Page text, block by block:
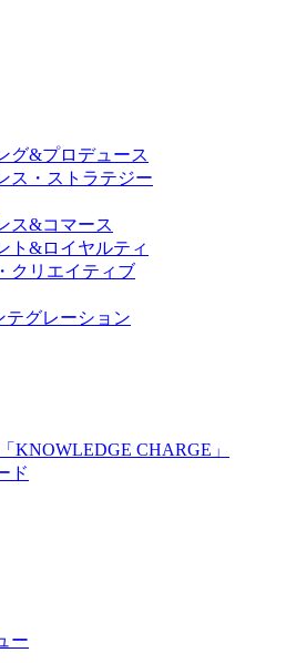
グ&プロデュース
ス・ストラテジー
ス&コマース
ト&ロイヤルティ
クリエイティブ
テグレーション
KNOWLEDGE CHARGE」
ド
ー